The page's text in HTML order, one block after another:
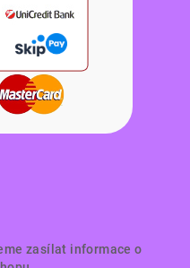
zasílat informace o